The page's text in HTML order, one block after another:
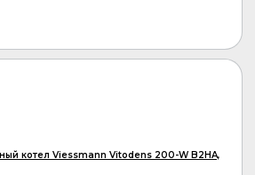
котел Viessmann Vitodens 200-W B2HA,